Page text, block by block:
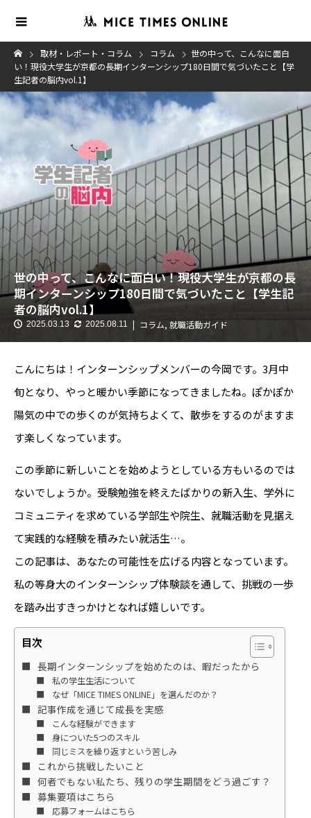
取材・レポート・コラム コラム
世の中って、こんなに面白
い！現役大学生が京都の長期インターンシップ180日間で気づいたこと【学
生記者の脳内vol.1】
世の中って、こんなに面白い！現役大学生が京都の長
期インターンシップ180日間で気づいたこと【学生記
者の脳内vol.1】
2025.03.13 2025.08.11 コラム, 就職活動ガイド
こんにちは！インターンシップメンバーの今岡です。3月中
旬となり、やっと暖かい季節になってきましたね。ぽかぽか
陽気の中での歩くのが気持ちよくて、散歩をするのがますま
す楽しくなっています。
この季節に新しいことを始めようとしている方もいるのでは
ないでしょうか。受験勉強を終えたばかりの新入生、学外に
コミュニティを求めている学部生や院生、就職活動を見据え
て実践的な経験を積みたい就活生…。
この記事は、あなたの可能性を広げる内容となっています。
私の等身大のインターンシップ体験談を通して、挑戦の一歩
を踏み出すきっかけとなれば嬉しいです。
目次
長期インターンシップを始めたのは、暇だったから
私の学生生活について
なぜ「MICE TIMES ONLINE」を選んだのか？
記事作成を通じて成長を実感
こんな経験ができます
身についた5つのスキル
同じミスを繰り返すという苦しみ
これから挑戦したいこと
何者でもない私たち、残りの学生期間をどう過ごす？
募集要項はこちら
応募フォームはこちら